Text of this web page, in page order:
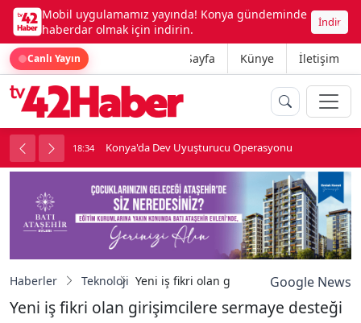
Mobil uygulamamız yayında! Konya gündeminde
haberdar olmak için indirin.
İndir
Canlı Yayın Ana Sayfa Künye İletişim
18:34 Temmuz Enflasyonu Açıklandı
Haberler Teknoloji Yeni iş fikri olan girişimcilere sermaye
Google News
Yeni iş fikri olan girişimcilere sermaye desteği